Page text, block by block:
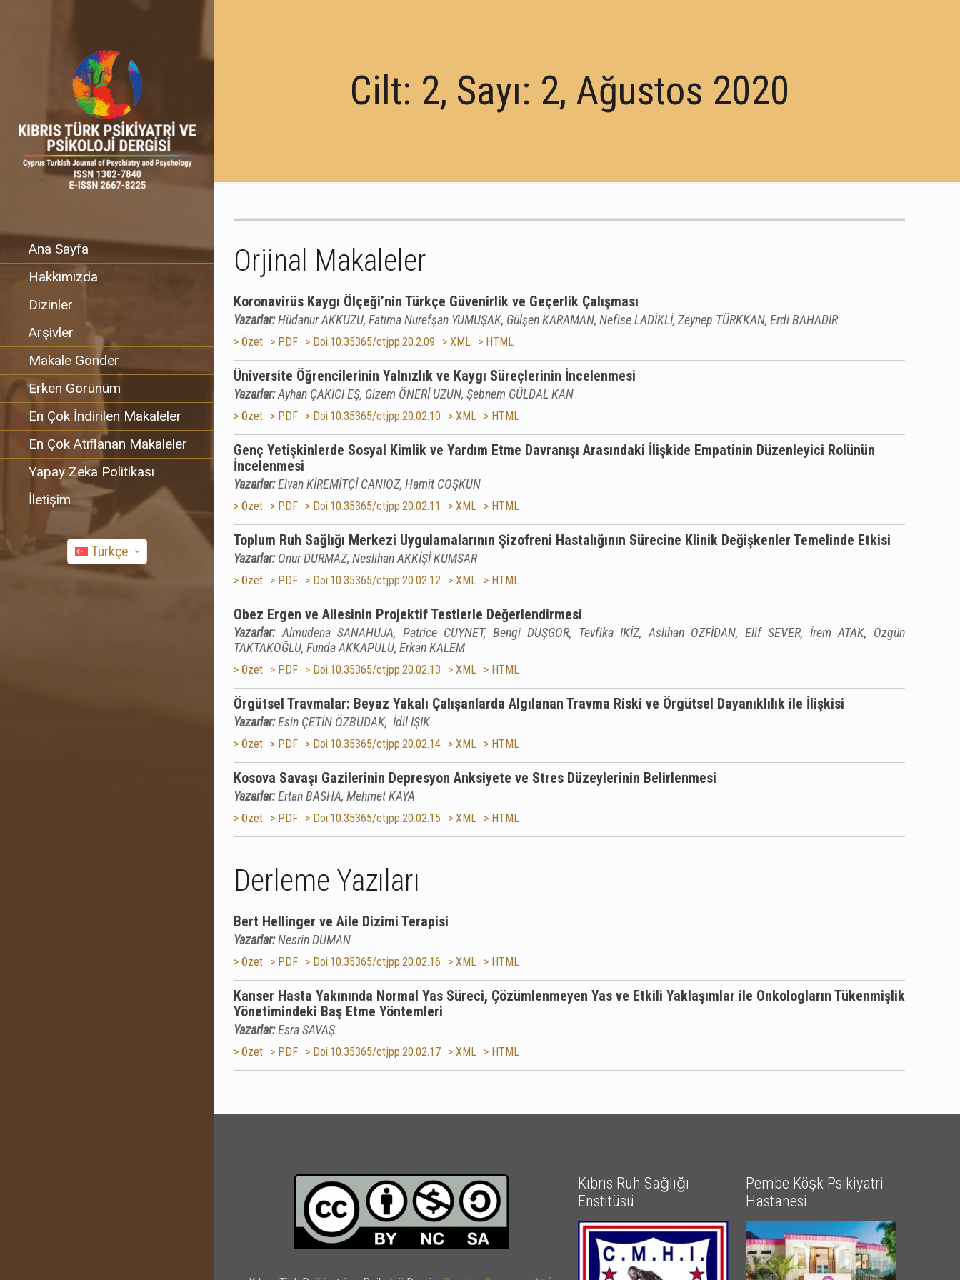
Ana Sayfa
Hakkımızda
Dizinler
Arşivler
Makale Gönder
Erken Görünüm
En Çok İndirilen Makaleler
En Çok Atıflanan Makaleler
Yapay Zeka Politikası
İletişim
Türkçe
Cilt: 2, Sayı: 2, Ağustos 2020
Orjinal Makaleler
Koronavirüs Kaygı Ölçeği’nin Türkçe Güvenirlik ve Geçerlik Çalışması
Yazarlar:Hüdanur AKKUZU, Fatıma Nurefşan YUMUŞAK, Gülşen KARAMAN, Nefise LADİKLİ, Zeynep TÜRKKAN, Erdi BAHADIR
> Özet > PDF > Doi:10.35365/ctjpp.20.2.09 > XML > HTML
Üniversite Öğrencilerinin Yalnızlık ve Kaygı Süreçlerinin İncelenmesi
Yazarlar:Ayhan ÇAKICI EŞ, Gizem ÖNERİ UZUN, Şebnem GÜLDAL KAN
> Özet > PDF > Doi:10.35365/ctjpp.20.02.10 > XML > HTML
Genç Yetişkinlerde Sosyal Kimlik ve Yardım Etme Davranışı Arasındaki İlişkide Empatinin Düzenleyici Rolünün
İncelenmesi
Yazarlar:Elvan KİREMİTÇİ CANIOZ, Hamit COŞKUN
> Özet > PDF > Doi:10.35365/ctjpp.20.02.11 > XML > HTML
Toplum Ruh Sağlığı Merkezi Uygulamalarının Şizofreni Hastalığının Sürecine Klinik Değişkenler Temelinde Etkisi
Yazarlar:Onur DURMAZ, Neslihan AKKİŞİ KUMSAR
> Özet > PDF > Doi:10.35365/ctjpp.20.02.12 > XML > HTML
Obez Ergen ve Ailesinin Projektif Testlerle Değerlendirmesi
Yazarlar: Almudena SANAHUJA, Patrice CUYNET, Bengi DÜŞGÖR, Tevfika IKİZ, Aslıhan ÖZFİDAN, Elif SEVER, İrem ATAK, Özgün
TAKTAKOĞLU, Funda AKKAPULU, Erkan KALEM
> Özet > PDF > Doi:10.35365/ctjpp.20.02.13 > XML > HTML
Örgütsel Travmalar: Beyaz Yakalı Çalışanlarda Algılanan Travma Riski ve Örgütsel Dayanıklılık ile İlişkisi
Yazarlar:Esin ÇETİN ÖZBUDAK, İdil IŞIK
> Özet > PDF > Doi:10.35365/ctjpp.20.02.14 > XML > HTML
Kosova Savaşı Gazilerinin Depresyon Anksiyete ve Stres Düzeylerinin Belirlenmesi
Yazarlar:Ertan BASHA, Mehmet KAYA
> Özet > PDF > Doi:10.35365/ctjpp.20.02.15 > XML > HTML
Derleme Yazıları
Bert Hellinger ve Aile Dizimi Terapisi
Yazarlar:Nesrin DUMAN
> Özet > PDF > Doi:10.35365/ctjpp.20.02.16 > XML > HTML
Kanser Hasta Yakınında Normal Yas Süreci, Çözümlenmeyen Yas ve Etkili Yaklaşımlar ile Onkologların Tükenmişlik
Yönetimindeki Baş Etme Yöntemleri
Yazarlar:Esra SAVAŞ
> Özet > PDF > Doi:10.35365/ctjpp.20.02.17 > XML > HTML
Kıbrıs Ruh Sağlığı
Enstitüsü
Pembe Köşk Psikiyatri
Hastanesi